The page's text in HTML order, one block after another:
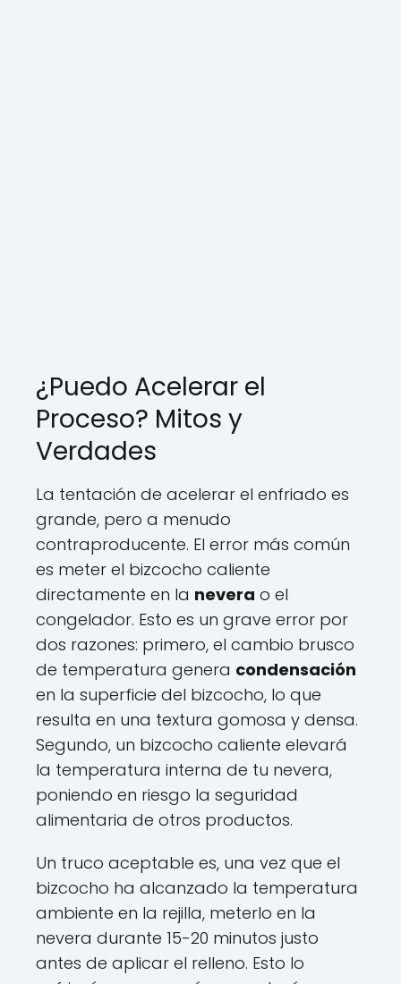
¿Puedo Acelerar el
Proceso? Mitos y
Verdades
La tentación de acelerar el enfriado es
grande, pero a menudo
contraproducente. El error más común
es meter el bizcocho caliente
directamente en la nevera o el
congelador. Esto es un grave error por
dos razones: primero, el cambio brusco
de temperatura genera condensación
en la superficie del bizcocho, lo que
resulta en una textura gomosa y densa.
Segundo, un bizcocho caliente elevará
la temperatura interna de tu nevera,
poniendo en riesgo la seguridad
alimentaria de otros productos.
Un truco aceptable es, una vez que el
bizcocho ha alcanzado la temperatura
ambiente en la rejilla, meterlo en la
nevera durante 15-20 minutos justo
antes de aplicar el relleno. Esto lo